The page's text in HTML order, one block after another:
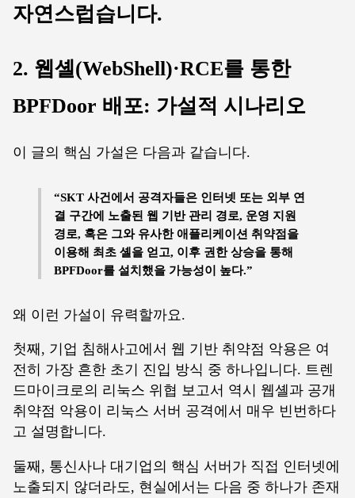
자연스럽습니다.
2. 웹셸(WebShell)·RCE를 통한
BPFDoor 배포: 가설적 시나리오
이 글의 핵심 가설은 다음과 같습니다.
“SKT 사건에서 공격자들은 인터넷 또는 외부 연
결 구간에 노출된 웹 기반 관리 경로, 운영 지원
경로, 혹은 그와 유사한 애플리케이션 취약점을
이용해 최초 셸을 얻고, 이후 권한 상승을 통해
BPFDoor를 설치했을 가능성이 높다.”
왜 이런 가설이 유력할까요.
첫째, 기업 침해사고에서 웹 기반 취약점 악용은 여
전히 가장 흔한 초기 진입 방식 중 하나입니다. 트렌
드마이크로의 리눅스 위협 보고서 역시 웹셸과 공개
취약점 악용이 리눅스 서버 공격에서 매우 빈번하다
고 설명합니다.
둘째, 통신사나 대기업의 핵심 서버가 직접 인터넷에
노출되지 않더라도, 현실에서는 다음 중 하나가 존재